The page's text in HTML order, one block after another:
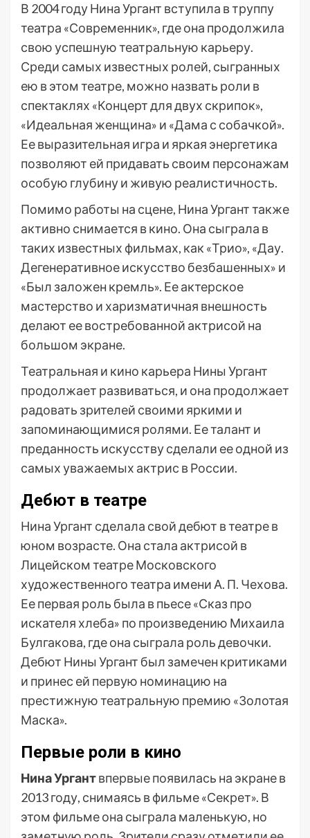
В 2004 году Нина Ургант вступила в труппу
театра «Современник», где она продолжила
свою успешную театральную карьеру.
Среди самых известных ролей, сыгранных
ею в этом театре, можно назвать роли в
спектаклях «Концерт для двух скрипок»,
«Идеальная женщина» и «Дама с собачкой».
Ее выразительная игра и яркая энергетика
позволяют ей придавать своим персонажам
особую глубину и живую реалистичность.
Помимо работы на сцене, Нина Ургант также
активно снимается в кино. Она сыграла в
таких известных фильмах, как «Трио», «Дау.
Дегенеративное искусство безбашенных» и
«Был заложен кремль». Ее актерское
мастерство и харизматичная внешность
делают ее востребованной актрисой на
большом экране.
Театральная и кино карьера Нины Ургант
продолжает развиваться, и она продолжает
радовать зрителей своими яркими и
запоминающимися ролями. Ее талант и
преданность искусству сделали ее одной из
самых уважаемых актрис в России.
Дебют в театре
Нина Ургант сделала свой дебют в театре в
юном возрасте. Она стала актрисой в
Лицейском театре Московского
художественного театра имени А. П. Чехова.
Ее первая роль была в пьесе «Сказ про
искателя хлеба» по произведению Михаила
Булгакова, где она сыграла роль девочки.
Дебют Нины Ургант был замечен критиками
и принес ей первую номинацию на
престижную театральную премию «Золотая
Маска».
Первые роли в кино
Нина Ургантвпервые появилась на экране в
2013 году, снимаясь в фильме «Секрет». В
этом фильме она сыграла маленькую, но